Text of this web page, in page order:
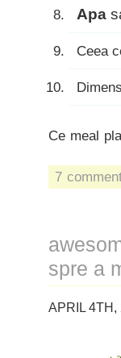
Apa
Ceea
Ce meal
7
spre a
APRIL